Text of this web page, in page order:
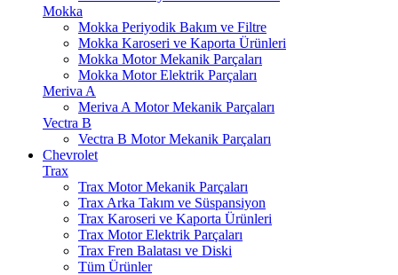
Mokka
Mokka Periyodik Bakım ve Filtre
Mokka Karoseri ve Kaporta Ürünleri
Mokka Motor Mekanik Parçaları
Mokka Motor Elektrik Parçaları
Meriva A
Meriva A Motor Mekanik Parçaları
Vectra B
Vectra B Motor Mekanik Parçaları
Chevrolet
Trax
Trax Motor Mekanik Parçaları
Trax Arka Takım ve Süspansiyon
Trax Karoseri ve Kaporta Ürünleri
Trax Motor Elektrik Parçaları
Trax Fren Balatası ve Diski
Tüm Ürünler